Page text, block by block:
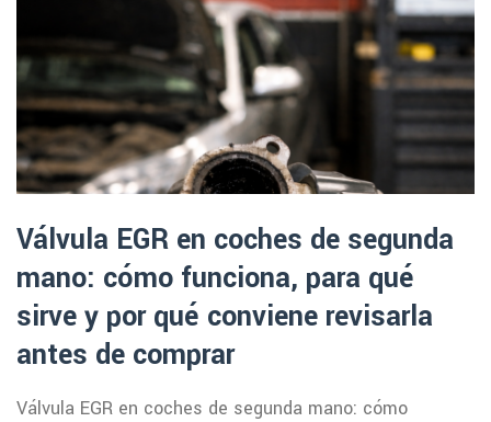
Válvula EGR en coches de segunda
mano: cómo funciona, para qué
sirve y por qué conviene revisarla
antes de comprar
Válvula EGR en coches de segunda mano: cómo